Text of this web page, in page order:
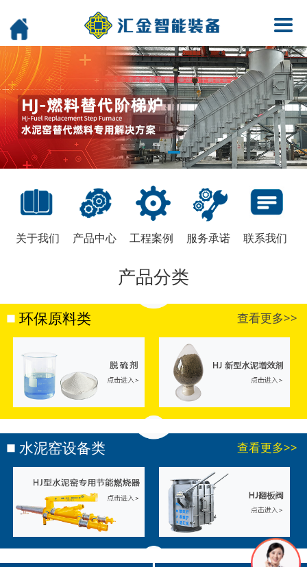
关于我们 产品中心 工程案例 服务承诺 联系我们
产品分类
环保原料类 查看更多>>
水泥窑设备类 查看更多>>